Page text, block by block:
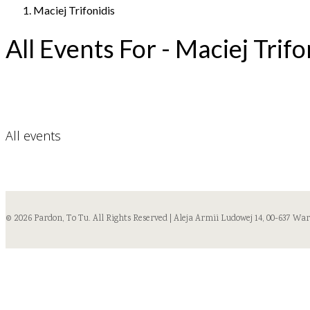
Maciej Trifonidis
All Events For - Maciej
All events
© 2026 Pardon, To Tu. All Rights Reserved | Aleja Armii Ludowej 14, 00-637